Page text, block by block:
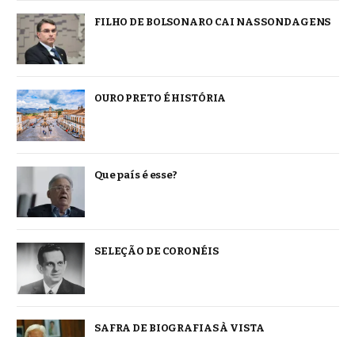
FILHO DE BOLSONARO CAI NAS SONDAGENS
OURO PRETO É HISTÓRIA
Que país é esse?
SELEÇÃO DE CORONÉIS
SAFRA DE BIOGRAFIAS À VISTA